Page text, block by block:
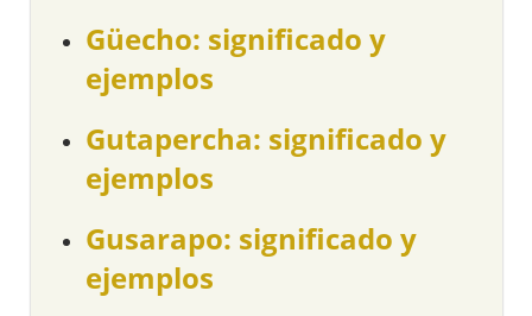
Güecho: significado y
ejemplos
Gutapercha: significado y
ejemplos
Gusarapo: significado y
ejemplos